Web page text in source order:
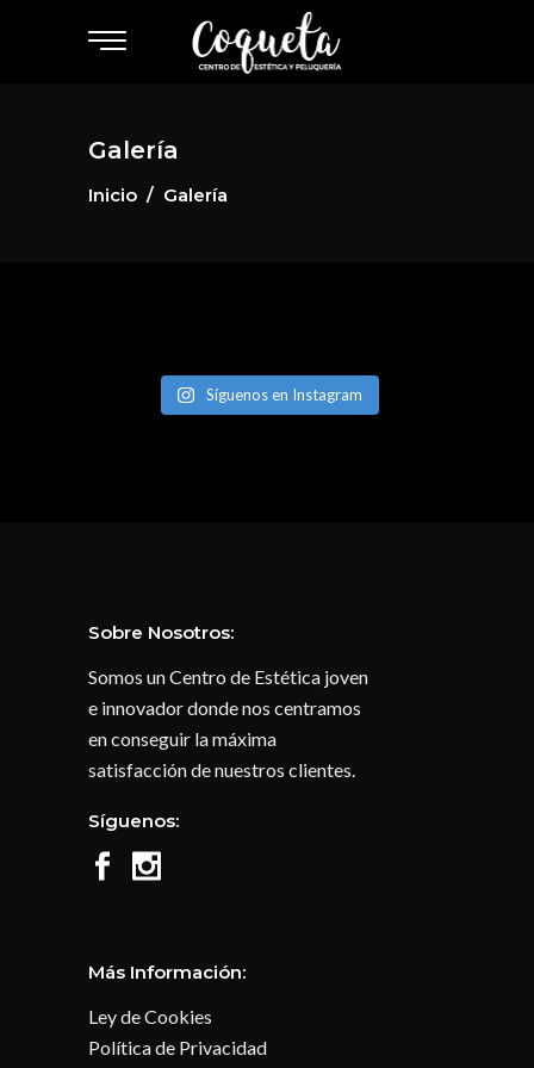
Galería
Inicio / Galería
Síguenos en Instagram
Sobre Nosotros:
Somos un Centro de Estética joven
e innovador donde nos centramos
en conseguir la máxima
satisfacción de nuestros clientes.
Síguenos:
Más Información:
Ley de Cookies
Política de Privacidad